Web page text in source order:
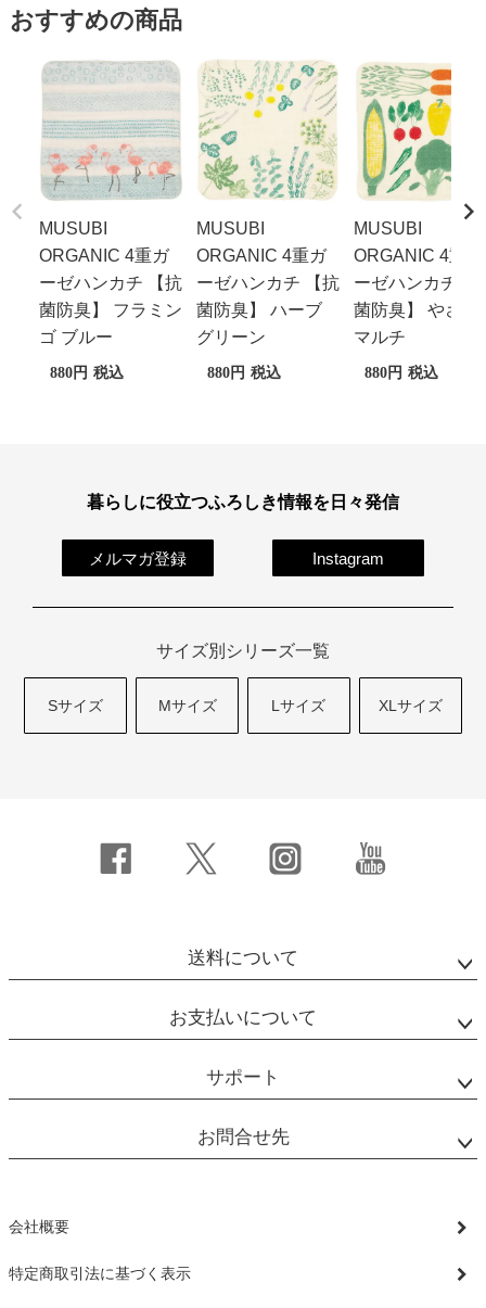
おすすめの商品
MUSUBI
ORGANIC 4重ガ
ーゼハンカチ 【抗
菌防臭】 フラミン
ゴ ブルー
880 税込
MUSUBI
ORGANIC 4重ガ
ーゼハンカチ 【抗
菌防臭】 ハーブ
グリーン
880 税込
MUSUBI
ORGANIC 4重ガ
ーゼハンカチ 【
菌防臭】 やさい
マルチ
880 税込
暮らしに役立つふろしき情報を日々発信
メルマガ登録 Instagram
サイズ別シリーズ一覧
Sサイズ Mサイズ Lサイズ XLサイズ
送料について
お支払いについて
サポート
お問合せ先
会社概要
特定商取引法に基づく表示